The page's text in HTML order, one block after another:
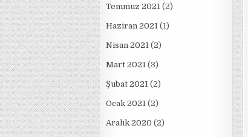
Temmuz 2021(2)
Haziran 2021(1)
Nisan 2021(2)
Mart 2021(3)
Şubat 2021(2)
Ocak 2021(2)
Aralık 2020 (2)